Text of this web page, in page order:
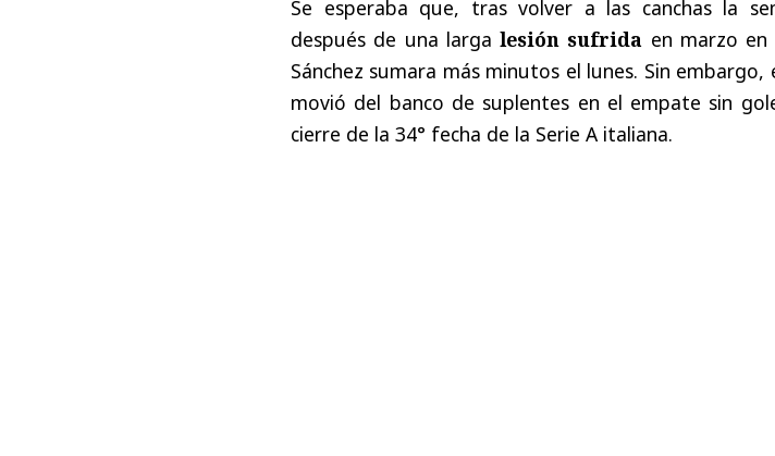
Se esperaba que, tras volver a las canchas la
después de una largalesión sufrida en marzo en
Sánchez sumara más minutos el lunes. Sin
movió del banco de suplentes en el empate sin
cierre de la 34° fecha de la Serie A italiana.